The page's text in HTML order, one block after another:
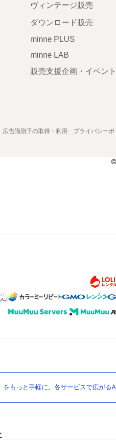
ヴィンテージ販売
ダウンロード販売
minne PLUS
minne LAB
販売支援企画・イベント
広告識別子の取得・利用 プライバシーポ
もっと手軽に。各サービスで広がる